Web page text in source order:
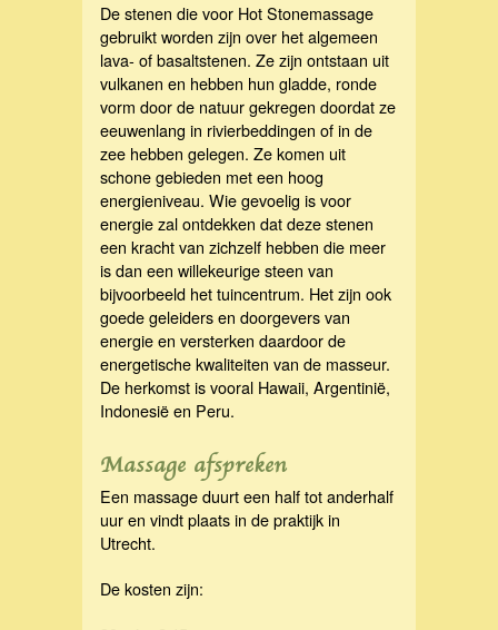
De stenen die voor Hot Stonemassage
gebruikt worden zijn over het algemeen
lava- of basaltstenen. Ze zijn ontstaan uit
vulkanen en hebben hun gladde, ronde
vorm door de natuur gekregen doordat ze
eeuwenlang in rivierbeddingen of in de
zee hebben gelegen. Ze komen uit
schone gebieden met een hoog
energieniveau. Wie gevoelig is voor
energie zal ontdekken dat deze stenen
een kracht van zichzelf hebben die meer
is dan een willekeurige steen van
bijvoorbeeld het tuincentrum. Het zijn ook
goede geleiders en doorgevers van
energie en versterken daardoor de
energetische kwaliteiten van de masseur.
De herkomst is vooral Hawaii, Argentinië,
Indonesië en Peru.
Massage afspreken
Een massage duurt een half tot anderhalf
uur en vindt plaats in de praktijk in
Utrecht.
De kosten zijn: